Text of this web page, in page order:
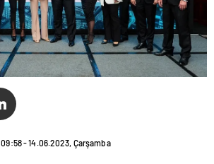
09:58 - 14.06.2023, Çarşamba